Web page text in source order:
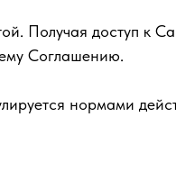
Получая доступ к
Соглашению.
нормами